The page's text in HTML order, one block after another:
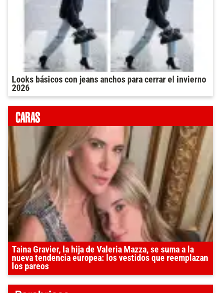
Looks básicos con jeans anchos para cerrar el invierno
2026
Taina Gravier, la hija de Valeria Mazza, se suma a la
nueva tendencia europea: los vestidos que reemplazan
los pareos